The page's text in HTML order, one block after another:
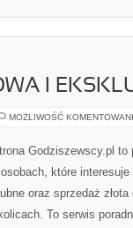
I
MOŻLIWOŚĆ
Godziszewscy.pl to
które
oraz sprzedaż
To serwis